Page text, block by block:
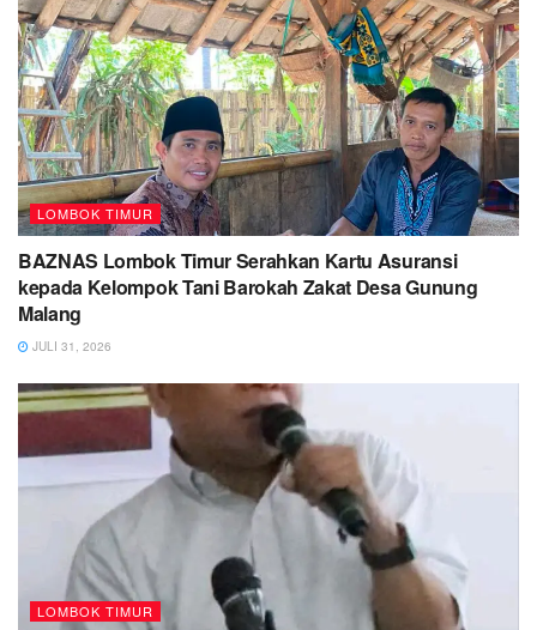
LOMBOK TIMUR
BAZNAS Lombok Timur Serahkan Kartu Asuransi
kepada Kelompok Tani Barokah Zakat Desa Gunung
Malang
JULI 31, 2026
LOMBOK TIMUR